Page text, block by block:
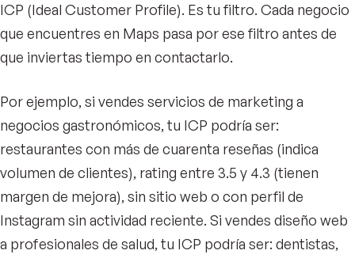
ICP (Ideal Customer Profile). Es tu filtro. Cada negocio
que encuentres en Maps pasa por ese filtro antes de
que inviertas tiempo en contactarlo.
Por ejemplo, si vendes servicios de marketing a
negocios gastronómicos, tu ICP podría ser:
restaurantes con más de cuarenta reseñas (indica
volumen de clientes), rating entre 3.5 y 4.3 (tienen
margen de mejora), sin sitio web o con perfil de
Instagram sin actividad reciente. Si vendes diseño web
a profesionales de salud, tu ICP podría ser: dentistas,